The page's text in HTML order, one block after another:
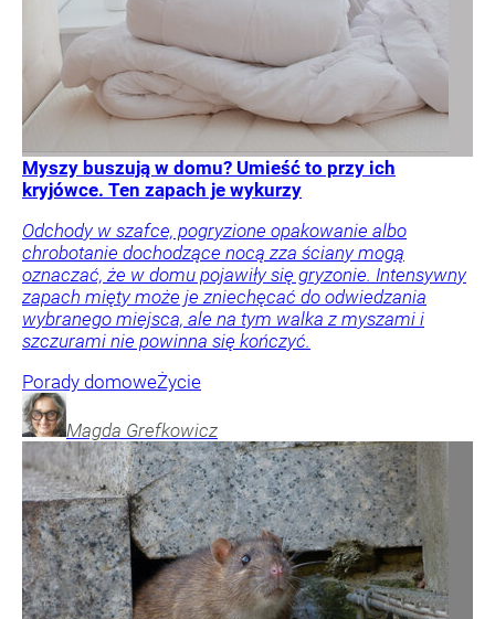
Myszy buszują w domu? Umieść to przy ich
kryjówce. Ten zapach je wykurzy
Odchody w szafce, pogryzione opakowanie albo
chrobotanie dochodzące nocą zza ściany mogą
oznaczać, że w domu pojawiły się gryzonie. Intensywny
zapach mięty może je zniechęcać do odwiedzania
wybranego miejsca, ale na tym walka z myszami i
szczurami nie powinna się kończyć.
Porady domoweŻycie
Magda Grefkowicz